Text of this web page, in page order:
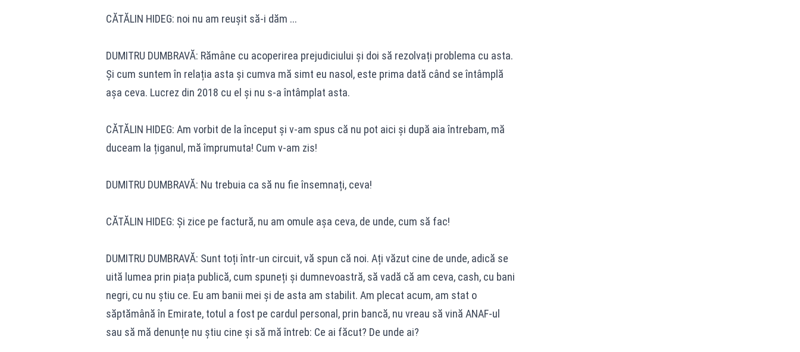
CĂTĂLIN HIDEG: noi nu am reușit să-i dăm ...
DUMITRU DUMBRAVĂ: Rămâne cu acoperirea prejudiciului și doi să rezolvați problema cu asta.
Și cum suntem în relația asta și cumva mă simt eu nasol, este prima dată când se întâmplă
așa ceva. Lucrez din 2018 cu el și nu s-a întâmplat asta.
CĂTĂLIN HIDEG: Am vorbit de la început și v-am spus că nu pot aici și după aia întrebam, mă
duceam la țiganul, mă împrumuta! Cum v-am zis!
DUMITRU DUMBRAVĂ: Nu trebuia ca să nu fie însemnați, ceva!
CĂTĂLIN HIDEG: Și zice pe factură, nu am omule așa ceva, de unde, cum să fac!
DUMITRU DUMBRAVĂ: Sunt toți într-un circuit, vă spun că noi. Ați văzut cine de unde, adică se
uită lumea prin piața publică, cum spuneți și dumnevoastră, să vadă că am ceva, cash, cu bani
negri, cu nu știu ce. Eu am banii mei și de asta am stabilit. Am plecat acum, am stat o
săptămână în Emirate, totul a fost pe cardul personal, prin bancă, nu vreau să vină ANAF-ul
sau să mă denunțe nu știu cine și să mă întreb: Ce ai făcut? De unde ai?